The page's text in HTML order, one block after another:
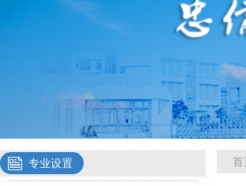
专业设置 首